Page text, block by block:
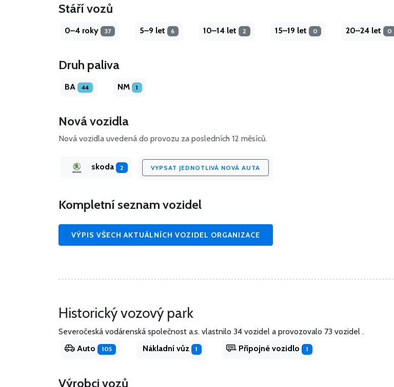
Stáří vozů
0–4 roky 37 5–9 let 6 10–14 let 2 15–19 let 0 20–24 let 0
Druh paliva
BA 44 NM 1
Nová vozidla
Nová vozidla uvedená do provozu za posledních 12 měsíců.
skoda 2 VYPSAT JEDNOTLIVÁ NOVÁ AUTA
Kompletní seznam vozidel
VÝPIS VŠECH AKTUÁLNÍCH VOZIDEL ORGANIZACE
Historický vozový park
Severočeská vodárenská společnost a.s. vlastnilo 34 vozidel a provozovalo 73 vozidel .
Auto
105 Nákladní vůz 1 Přípojné vozidlo 1
Výrobci vozů